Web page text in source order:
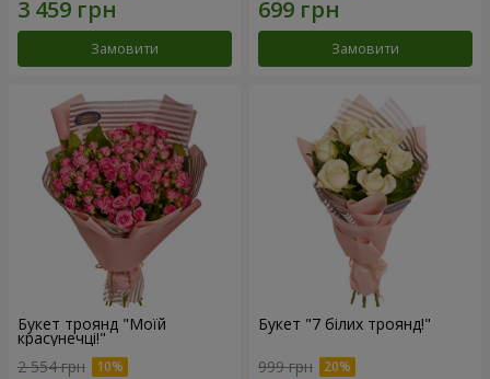
Замовити Замовити
Букет троянд "Моїй
красунечці!"
2 554 грн
Букет "7 білих троянд!"
999 грн